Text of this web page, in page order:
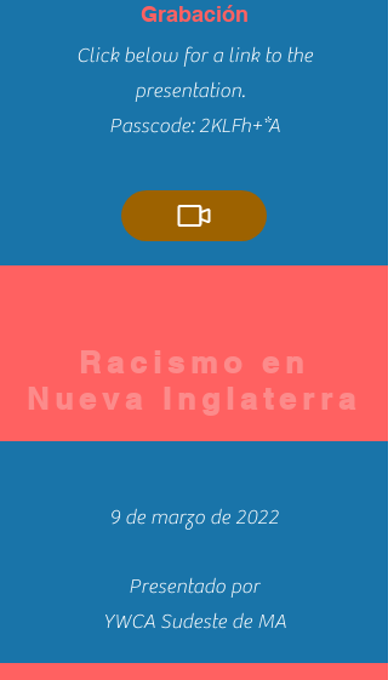
Grabación
Click below for a link to the
presentation.
Passcode: 2KLFh+*A
Racismo en
Nueva Inglaterra
9 de marzo de 2022
Presentado por
YWCA Sudeste de MA